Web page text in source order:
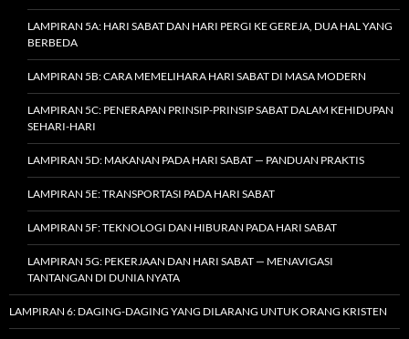
LAMPIRAN 5A: HARI SABAT DAN HARI PERGI KE GEREJA, DUA HAL YANG
BERBEDA
LAMPIRAN 5B: CARA MEMELIHARA HARI SABAT DI MASA MODERN
LAMPIRAN 5C: PENERAPAN PRINSIP-PRINSIP SABAT DALAM KEHIDUPAN
SEHARI-HARI
LAMPIRAN 5D: MAKANAN PADA HARI SABAT — PANDUAN PRAKTIS
LAMPIRAN 5E: TRANSPORTASI PADA HARI SABAT
LAMPIRAN 5F: TEKNOLOGI DAN HIBURAN PADA HARI SABAT
LAMPIRAN 5G: PEKERJAAN DAN HARI SABAT — MENAVIGASI
TANTANGAN DI DUNIA NYATA
LAMPIRAN 6: DAGING-DAGING YANG DILARANG UNTUK ORANG KRISTEN